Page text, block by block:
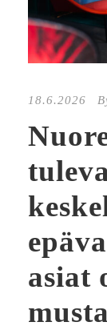
18.6.2026
asiat